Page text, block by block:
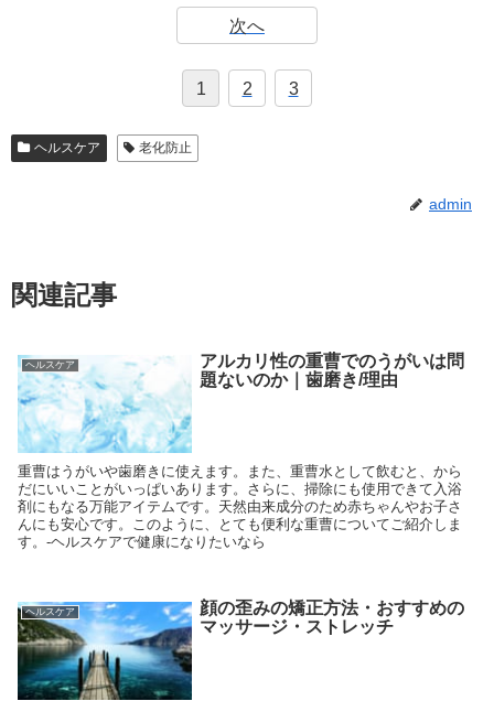
次へ
1 2 3
ヘルスケア 老化防止
admin
関連記事
ヘルスケア
アルカリ性の重曹でのうがいは問
題ないのか｜歯磨き/理由
重曹はうがいや歯磨きに使えます。また、重曹水として飲むと、から
だにいいことがいっぱいあります。さらに、掃除にも使用できて入浴
剤にもなる万能アイテムです。天然由来成分のため赤ちゃんやお子さ
んにも安心です。このように、とても便利な重曹についてご紹介しま
す。-ヘルスケアで健康になりたいなら
ヘルスケア
顔の歪みの矯正方法・おすすめの
マッサージ・ストレッチ